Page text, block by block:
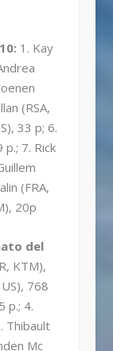
1. Kay
(RSA,
33 p; 6.
7. Rick
(FRA,
20p
del
KTM),
768
p.; 4.
Thibault
Mc